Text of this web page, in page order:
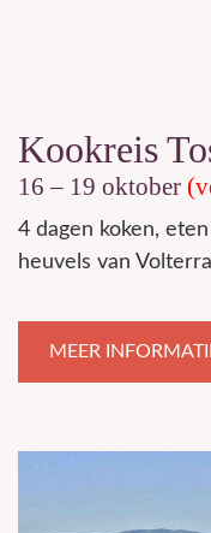
Kookreis
16 – 19 oktober
4 dagen koken,
heuvels van Volterra
MEER